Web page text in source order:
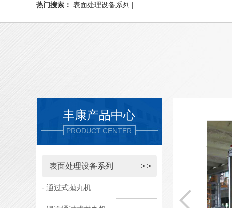
热门搜索： 表面处理设备系列 |
丰康产品中心
PRODUCT CENTER
表面处理设备系列
- 通过式抛丸机
吊钩式抛丸清理机
吊钩抛丸机适用于机械制造、压力容器、汽车、
船舶、建筑、电机、机床焊接件、热处理件等多品种
行业的大中型铸锻件，采用电动葫芦实现工件的上
卸、升降和行走，以达到清除钢结构锈蚀、旧漆皮及